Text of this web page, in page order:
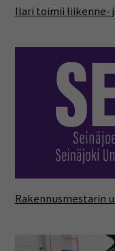
Ilari toimii liikenne-
Rakennusmestarin